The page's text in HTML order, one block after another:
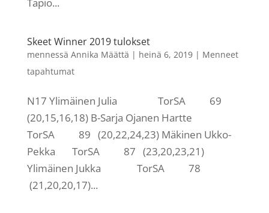
Skeet Winner 2019 tulokset
mennessä Annika Määttä | heinä 6, 2019| Menneet
tapahtumat
N17 Ylimäinen Julia TorSA 69
(20,15,16,18) B-Sarja Ojanen Hartte
TorSA 89 (20,22,24,23) Mäkinen Ukko-
Pekka TorSA 87 (23,20,23,21)
Ylimäinen Jukka TorSA 78
(21,20,20,17)...